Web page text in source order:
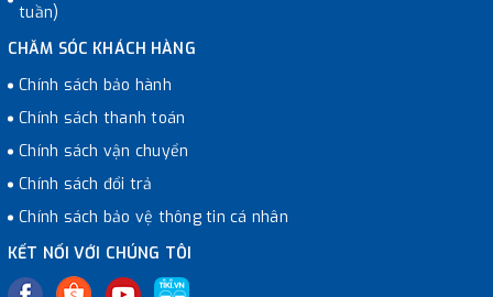
tuần)
CHĂM SÓC KHÁCH HÀNG
Chính sách bảo hành
Chính sách thanh toán
Chính sách vận chuyển
Chính sách đổi trả
Chính sách bảo vệ thông tin cá nhân
KẾT NỐI VỚI CHÚNG TÔI